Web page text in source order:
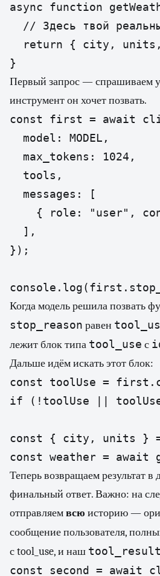
async function
// Здесь твой
return { city,
}
Первый запрос — спрашиваем у
инструмент он хочет позвать.
const first = await
  model: MODEL,
  max_tokens: 1024,
  tools,
  messages: [
{ role: "user",
  ],
});
Когда модель решила позвать
stop_reason равен
лежит блок типа tool_use с
Дальше идём искать этот блок:
const toolUse =
if (!toolUse ||
const { city, units }
const weather =
Теперь возвращаем результат в
финальный ответ. Важно: на
отправляемвсю историю —
сообщение пользователя,
с tool_use, и наш tool_result
const second = await